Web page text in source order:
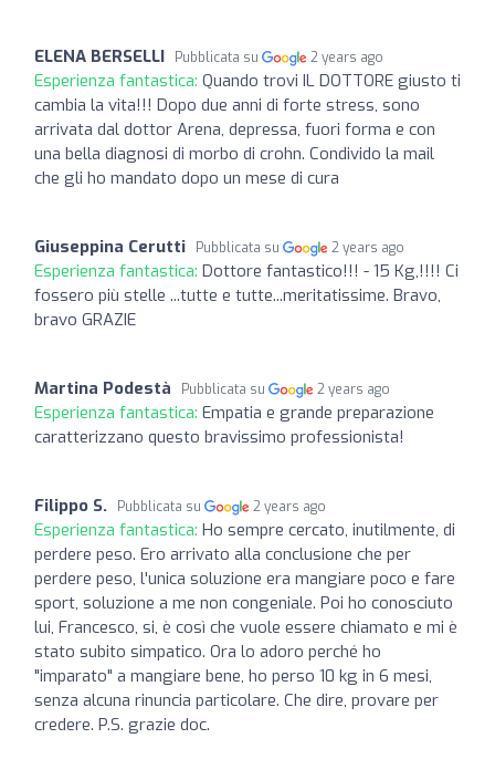
ELENA BERSELLI Pubblicata su 2 years ago
Esperienza fantastica: Quando trovi IL DOTTORE giusto ti
cambia la vita!!! Dopo due anni di forte stress, sono
arrivata dal dottor Arena, depressa, fuori forma e con
una bella diagnosi di morbo di crohn. Condivido la mail
che gli ho mandato dopo un mese di cura
Giuseppina Cerutti Pubblicata su 2 years ago
Esperienza fantastica: Dottore fantastico!!! - 15 Kg,!!!! Ci
fossero più stelle ...tutte e tutte...meritatissime. Bravo,
bravo GRAZIE
Martina Podestà Pubblicata su 2 years ago
Esperienza fantastica: Empatia e grande preparazione
caratterizzano questo bravissimo professionista!
Filippo S. Pubblicata su 2 years ago
Esperienza fantastica: Ho sempre cercato, inutilmente, di
perdere peso. Ero arrivato alla conclusione che per
perdere peso, l'unica soluzione era mangiare poco e fare
sport, soluzione a me non congeniale. Poi ho conosciuto
lui, Francesco, si, è così che vuole essere chiamato e mi è
stato subito simpatico. Ora lo adoro perché ho
"imparato" a mangiare bene, ho perso 10 kg in 6 mesi,
senza alcuna rinuncia particolare. Che dire, provare per
credere. P.S. grazie doc.